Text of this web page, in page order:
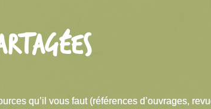
qu’il vous faut (références d’ouvrages,